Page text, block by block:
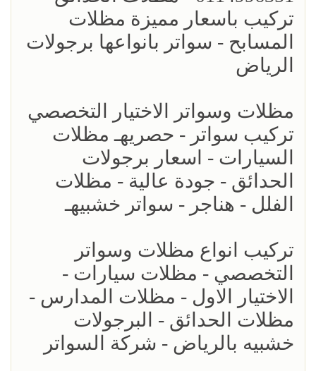
تركيب باسعار مميزة مظلات
المسابح - سواتر بانواعها برجولات
الرياض
مظلات وسواتر الاختيار التخصصي
تركيب سواتر - حصريهـ مظلات
السيارات - اسعار برجولات
الحدائق - جودة عالية - مظلات
الفلل - هناجر - سواتر خشبيهـ
تركيب انواع مظلات وسواتر
التخصصي - مظلات سيارات -
الاختيار الاول - مظلات المدارس -
مظلات الحدائق - البرجولات
خشبيه بالرياض - شركة السواتر